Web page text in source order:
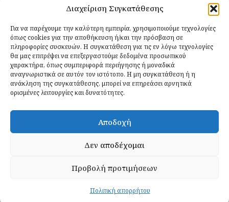
Διαχείριση Συγκατάθεσης
Για να παρέχουμε την καλύτερη εμπειρία, χρησιμοποιούμε τεχνολογίες
όπως cookies για την αποθήκευση ή/και την πρόσβαση σε
πληροφορίες συσκευών. Η συγκατάθεση για τις εν λόγω τεχνολογίες
θα μας επιτρέψει να επεξεργαστούμε δεδομένα προσωπικού
χαρακτήρα, όπως συμπεριφορά περιήγησης ή μοναδικά
αναγνωριστικά σε αυτόν τον ιστότοπο. Η μη συγκατάθεση ή η
ανάκληση της συγκατάθεσης, μπορεί να επηρεάσει αρνητικά
ορισμένες λειτουργίες και δυνατότητες.
Αποδοχή
Δεν αποδέχομαι
Προβολή προτιμήσεων
Πολιτική απορρήτου
Αυτή Είναι η Συνταγή για Τέλεια Κομπούτσα
Ιδανικές Τροφές 26 Ιουλίου 2026
Εγγραφείτε
ΕΓΓΡΑΦΉ
Έχω διαβάσει και δέχομαι τηνπολιτική απορρήτου
Creative.